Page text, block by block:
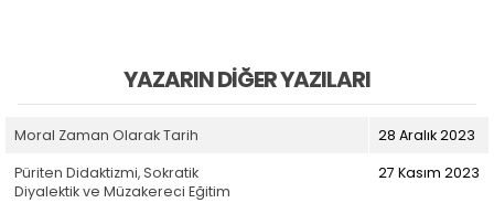
YAZARIN DIĞER YAZILARI
Moral Zaman Olarak Tarih
28 Aralık 2023
Püriten Didaktizmi, Sokratik
Diyalektik ve Müzakereci Eğitim
27 Kasım 2023